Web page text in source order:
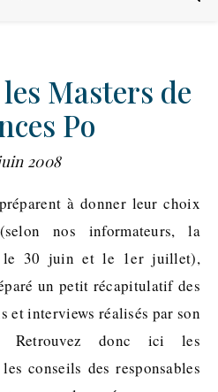
Masters de
Po
2008
nos informateurs, la
le 30 juin et le 1er juillet),
un petit récapitulatif des
et interviews réalisés par son
Retrouvez donc ici les
conseils des responsables